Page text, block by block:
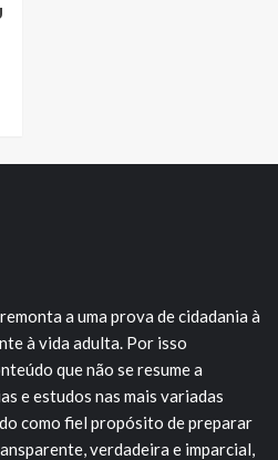
a uma prova de cidadania à
à vida adulta. Por isso
que não se resume a
e estudos nas mais variadas
como fiel propósito de preparar
verdadeira e imparcial,